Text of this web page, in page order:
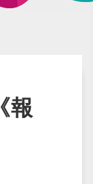
報